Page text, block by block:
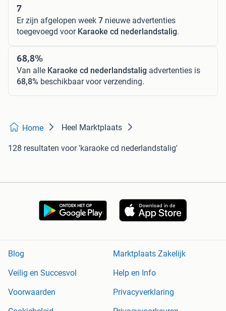
7
Er zijn afgelopen week 7 nieuwe advertenties
toegevoegd voor Karaoke cd nederlandstalig.
68,8%
Van alle Karaoke cd nederlandstalig advertenties is
68,8% beschikbaar voor verzending.
Home Heel Marktplaats
128 resultaten voor 'karaoke cd nederlandstalig'
Blog
Marktplaats Zakelijk
Veilig en Succesvol
Help en Info
Voorwaarden
Privacyverklaring